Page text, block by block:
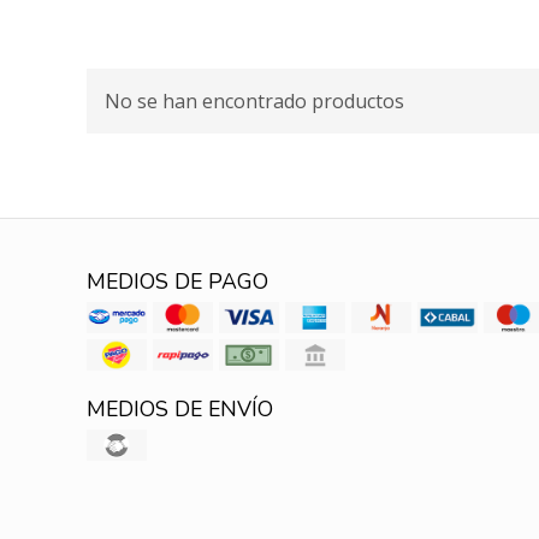
No se han encontrado productos
MEDIOS DE PAGO
MEDIOS DE ENVÍO